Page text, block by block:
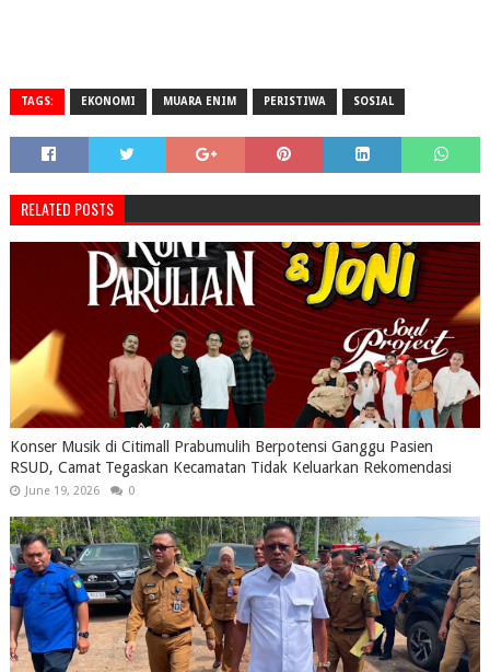
TAGS: EKONOMI MUARA ENIM PERISTIWA SOSIAL
RELATED POSTS
Konser Musik di Citimall Prabumulih Berpotensi Ganggu Pasien
RSUD, Camat Tegaskan Kecamatan Tidak Keluarkan Rekomendasi
June 19, 2026 0